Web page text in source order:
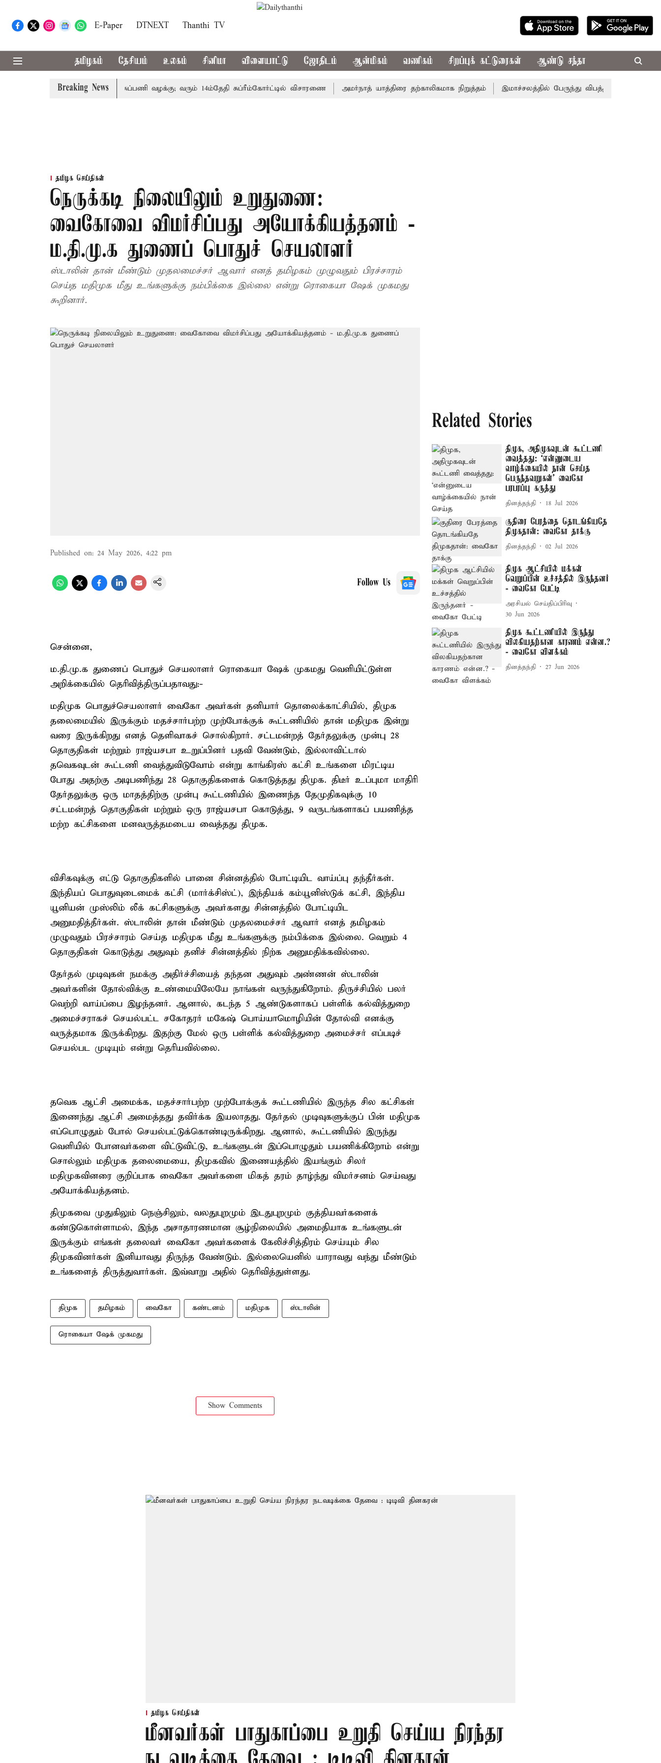
E-Paper DTNEXT Thanthi TV
தமிழகம் தேசியம் உலகம் சினிமா விளையாட்டு ஜோதிடம் ஆன்மிகம் வணிகம் சிறப்புக் கட்டுரைகள் ஆண்டு சந்தா
Breaking News
குடும்பத்தினருக்கு அரசுப்பணி வழக்கு; வரும் 14ம்தேதி சுப்ரீம்கோர்ட்டில் விசாரணை அமர்நாத் யாத்திரை தற்காலிகமாக நிறுத்தம் இமாச்சலத்தில் பேருந்து விபத்து; 7 பேர் பலி -
தமிழக செய்திகள்
நெருக்கடி நிலையிலும் உறுதுணை:
வைகோவை விமர்சிப்பது அயோக்கியத்தனம் -
ம.தி.மு.க துணைப் பொதுச் செயலாளர்
ஸ்டாலின் தான் மீண்டும் முதலமைச்சர் ஆவார் எனத் தமிழகம் முழுவதும் பிரச்சாரம்
செய்த மதிமுக மீது உங்களுக்கு நம்பிக்கை இல்லை என்று ரொகையா ஷேக் முகமது
கூறினார்.
Published on: 24 May 2026, 4:22 pm
Follow Us
சென்னை,
ம.தி.மு.க துணைப் பொதுச் செயலாளர் ரொகையா ஷேக் முகமது வெளியிட்டுள்ள
அறிக்கையில் தெரிவித்திருப்பதாவது:-
மதிமுக பொதுச்செயலாளர் வைகோ அவர்கள் தனியார் தொலைக்காட்சியில், திமுக
தலைமையில் இருக்கும் மதச்சார்பற்ற முற்போக்குக் கூட்டணியில் தான் மதிமுக இன்று
வரை இருக்கிறது எனத் தெளிவாகச் சொல்கிறார். சட்டமன்றத் தேர்தலுக்கு முன்பு 28
தொகுதிகள் மற்றும் ராஜ்யசபா உறுப்பினர் பதவி வேண்டும், இல்லாவிட்டால்
தவெகவுடன் கூட்டணி வைத்துவிடுவோம் என்று காங்கிரஸ் கட்சி உங்களை மிரட்டிய
போது அதற்கு அடிபணிந்து 28 தொகுதிகளைக் கொடுத்தது திமுக. திடீர் உப்புமா மாதிரி
தேர்தலுக்கு ஒரு மாதத்திற்கு முன்பு கூட்டணியில் இணைந்த தேமுதிகவுக்கு 10
சட்டமன்றத் தொகுதிகள் மற்றும் ஒரு ராஜ்யசபா கொடுத்து, 9 வருடங்களாகப் பயணித்த
மற்ற கட்சிகளை மனவருத்தமடைய வைத்தது திமுக.
விசிகவுக்கு எட்டு தொகுதிகளில் பானை சின்னத்தில் போட்டியிட வாய்ப்பு தந்தீர்கள்.
இந்தியப் பொதுவுடைமைக் கட்சி (மார்க்சிஸ்ட்), இந்தியக் கம்யூனிஸ்டுக் கட்சி, இந்திய
யூனியன் முஸ்லிம் லீக் கட்சிகளுக்கு அவர்களது சின்னத்தில் போட்டியிட
அனுமதித்தீர்கள். ஸ்டாலின் தான் மீண்டும் முதலமைச்சர் ஆவார் எனத் தமிழகம்
முழுவதும் பிரச்சாரம் செய்த மதிமுக மீது உங்களுக்கு நம்பிக்கை இல்லை. வெறும் 4
தொகுதிகள் கொடுத்து அதுவும் தனிச் சின்னத்தில் நிற்க அனுமதிக்கவில்லை.
தேர்தல் முடிவுகள் நமக்கு அதிர்ச்சியைத் தந்தன அதுவும் அண்ணன் ஸ்டாலின்
அவர்களின் தோல்விக்கு உண்மையிலேயே நாங்கள் வருந்துகிறோம். திருச்சியில் பலர்
வெற்றி வாய்ப்பை இழந்தனர். ஆனால், கடந்த 5 ஆண்டுகளாகப் பள்ளிக் கல்வித்துறை
அமைச்சராகச் செயல்பட்ட சகோதரர் மகேஷ் பொய்யாமொழியின் தோல்வி எனக்கு
வருத்தமாக இருக்கிறது. இதற்கு மேல் ஒரு பள்ளிக் கல்வித்துறை அமைச்சர் எப்படிச்
செயல்பட முடியும் என்று தெரியவில்லை.
தவெக ஆட்சி அமைக்க, மதச்சார்பற்ற முற்போக்குக் கூட்டணியில் இருந்த சில கட்சிகள்
இணைந்து ஆட்சி அமைத்தது தவிர்க்க இயலாதது. தேர்தல் முடிவுகளுக்குப் பின் மதிமுக
எப்பொழுதும் போல் செயல்பட்டுக்கொண்டிருக்கிறது. ஆனால், கூட்டணியில் இருந்து
வெளியில் போனவர்களை விட்டுவிட்டு, உங்களுடன் இப்பொழுதும் பயணிக்கிறோம் என்று
சொல்லும் மதிமுக தலைமையை, திமுகவில் இணையத்தில் இயங்கும் சிலர்
மதிமுகவினரை குறிப்பாக வைகோ அவர்களை மிகத் தரம் தாழ்ந்து விமர்சனம் செய்வது
அயோக்கியத்தனம்.
திமுகவை முதுகிலும் நெஞ்சிலும், வலதுபுறமும் இடதுபுறமும் குத்தியவர்களைக்
கண்டுகொள்ளாமல், இந்த அசாதாரணமான சூழ்நிலையில் அமைதியாக உங்களுடன்
இருக்கும் எங்கள் தலைவர் வைகோ அவர்களைக் கேலிச்சித்திரம் செய்யும் சில
திமுகவினர்கள் இனியாவது திருந்த வேண்டும். இல்லையெனில் யாராவது வந்து மீண்டும்
உங்களைத் திருத்துவார்கள். இவ்வாறு அதில் தெரிவித்துள்ளது.
திமுக தமிழகம் வைகோ கண்டனம் மதிமுக ஸ்டாலின்
ரொகையா ஷேக் முகமது
Show Comments
Related Stories
திமுக, அதிமுகவுடன் கூட்டணி
வைத்தது: ‘என்னுடைய
வாழ்க்கையில் நான் செய்த
பெருந்தவறுகள்’ வைகோ
பரபரப்பு கருத்து
தினத்தந்தி 18 Jul 2026
குதிரை பேரத்தை தொடங்கியதே
திமுகதான்: வைகோ தாக்கு
தினத்தந்தி 02 Jul 2026
திமுக ஆட்சியில் மக்கள்
வெறுப்பின் உச்சத்தில் இருந்தனர்
- வைகோ பேட்டி
அரசியல் செய்திப்பிரிவு
30 Jun 2026
திமுக கூட்டணியில் இருந்து
விலகியதற்கான காரணம் என்ன.?
- வைகோ விளக்கம்
தினத்தந்தி 27 Jun 2026
தமிழக செய்திகள்
மீனவர்கள் பாதுகாப்பை உறுதி செய்ய நிரந்தர